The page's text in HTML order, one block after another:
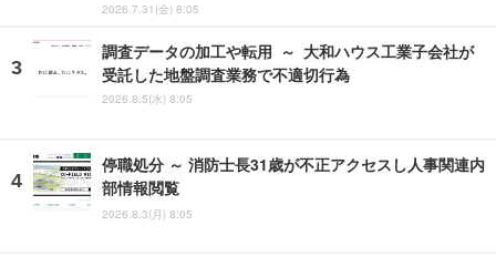
2026.7.31(金) 8:05
調査データの加工や転用 ～ 大和ハウス工業子会社が
受託した地盤調査業務で不適切行為
2026.8.5(水) 8:05
停職処分 ～ 消防士長31歳が不正アクセスし人事関連内
部情報閲覧
2026.8.3(月) 8:05